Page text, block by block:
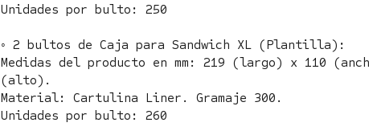
Unidades por bulto: 250
◦ 2 bultos de Caja para Sandwich XL (Plantilla):
Medidas del producto en mm: 219 (largo) x 110
(alto).
Material: Cartulina Liner. Gramaje 300.
Unidades por bulto: 260